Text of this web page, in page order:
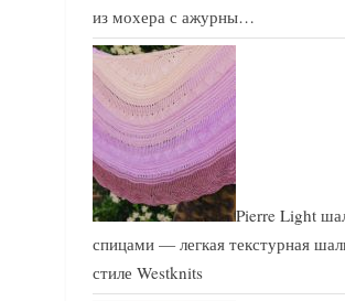
из мохера с ажурны…
Pierre Light
спицами — легкая текстурная
стиле Westknits